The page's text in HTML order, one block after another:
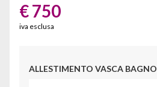
€ 750
iva esclusa
ALLESTIMENTO VASCA BAGNO